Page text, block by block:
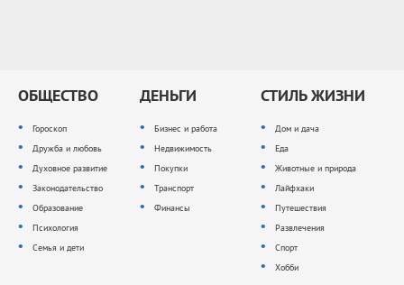
ОБЩЕСТВО
Гороскоп
Дружба и любовь
Духовное развитие
Законодательство
Образование
Психология
Семья и дети
ДЕНЬГИ
Бизнес и работа
Недвижимость
Покупки
Транспорт
Финансы
СТИЛЬ ЖИЗНИ
Дом и дача
Еда
Животные и природа
Лайфхаки
Путешествия
Развлечения
Спорт
Хобби